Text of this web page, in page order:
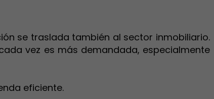
se traslada también al sector inmobiliario.
vez es más demandada, especialmente
eficiente.